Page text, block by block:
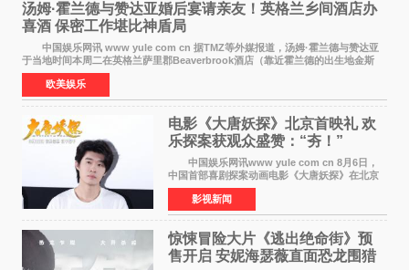
汤姆·霍兰德与赞达亚婚后宴请亲友！英格兰乡间酒店办
喜酒 保密工作堪比神盾局
中国娱乐网讯 www yule com cn 据TMZ等外媒报道，汤姆·霍兰德与赞达亚
于当地时间本周二在英格兰萨里郡Beaverbrook酒店（靠近霍兰德的出生地金斯
顿）举办婚宴，邀请家人与朋友们喝喜酒，庆祝
欧美娱乐
电影《大唐妖探》北京首映礼 欢
乐探案获观众盛赞：“夯！”
中国娱乐网讯www yule com cn 8月6日，
中国首部喜剧探案动画电影《大唐妖探》在北京
举办电影首映礼。导演程腾、联合导演黄珉、总
制片人曹紫建、制片人李莹莹，配音导演张喆，
对白指导程寅，领
影视新闻
惊悚冒险大片《逃出绝命街》预
售开启 安妮海瑟薇直面恐龙围猎